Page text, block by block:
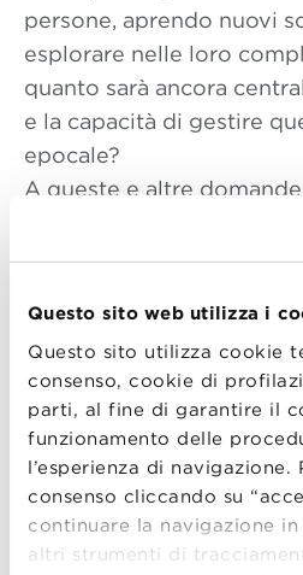
Questo sito web utilizza i
Questo sito utilizza cookie
consenso, cookie di
parti, al fine di garantire il
funzionamento delle
l’esperienza di
consenso cliccando su
continuare la navigazione
altri strumenti di
persone, aprendo nuovi
esplorare nelle loro
quanto sarà ancora
e la capacità di gestire
epocale?
A queste e altre
risposte durante
Bologna Business
casi pratici affrontati nel
Agenda:
Registrazione
Introduzione e apertura
Managing Director
Speech 1
Andrea Zanoni
,